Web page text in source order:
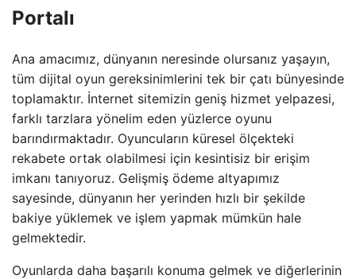
Portalı
Ana amacımız, dünyanın neresinde olursanız yaşayın,
tüm dijital oyun gereksinimlerini tek bir çatı bünyesinde
toplamaktır. İnternet sitemizin geniş hizmet yelpazesi,
farklı tarzlara yönelim eden yüzlerce oyunu
barındırmaktadır. Oyuncuların küresel ölçekteki
rekabete ortak olabilmesi için kesintisiz bir erişim
imkanı tanıyoruz. Gelişmiş ödeme altyapımız
sayesinde, dünyanın her yerinden hızlı bir şekilde
bakiye yüklemek ve işlem yapmak mümkün hale
gelmektedir.
Oyunlarda daha başarılı konuma gelmek ve diğerlerinin